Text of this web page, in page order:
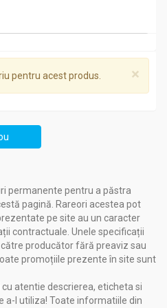
×
pentru acest produs.
permanente pentru a păstra
pagină. Rareori acestea pot
pe site au un caracter
contractuale. Unele specificații
producător fără preaviz sau
promoțiile prezente în site sunt
cu atentie descrierea, eticheta si
a-l utiliza! Toate informatiile din